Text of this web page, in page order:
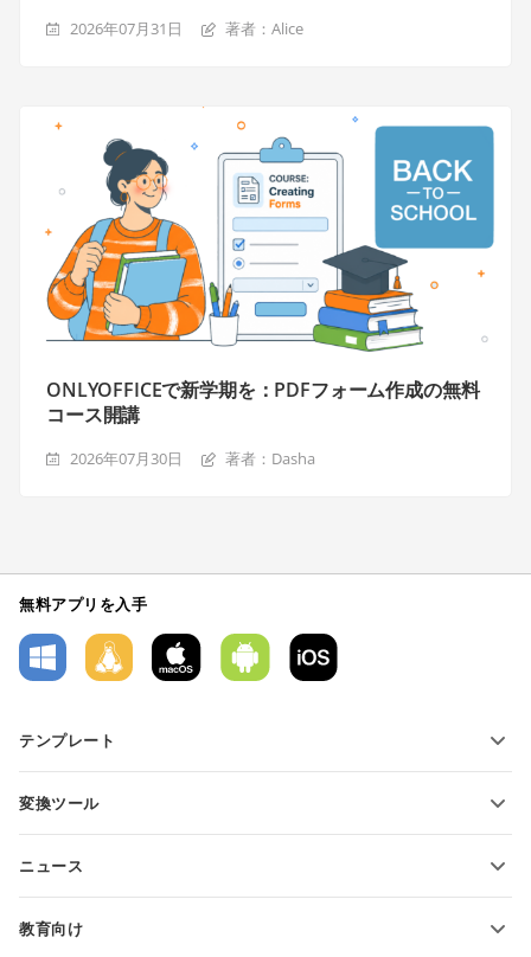
2026年07月31日 著者：Alice
ONLYOFFICEで新学期を：PDFフォーム作成の無料
コース開講
2026年07月30日 著者：Dasha
無料アプリを入手
テンプレート
テキスト文書テンプレート
変換ツール
スプレッドシートの変換
PDFの変換
ニュース
教育向け